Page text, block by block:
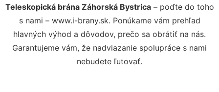
Teleskopická brána Záhorská Bystrica– poďte do toho
s nami – www.i-brany.sk. Ponúkame vám prehľad
hlavných výhod a dôvodov, prečo sa obrátiť na nás.
Garantujeme vám, že nadviazanie spolupráce s nami
nebudete ľutovať.